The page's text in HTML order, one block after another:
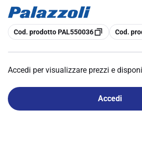
copia
Cod. prodotto PAL550036 copia
Cod.
Accedi per visualizzare prezzi e
Accedi